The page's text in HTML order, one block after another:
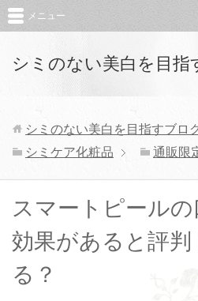
シミのない美白を目指
メニュー
シミのない美白を目指すブロ
シミケア化粧品
通販限
スマートピール
効果があると評判
る？